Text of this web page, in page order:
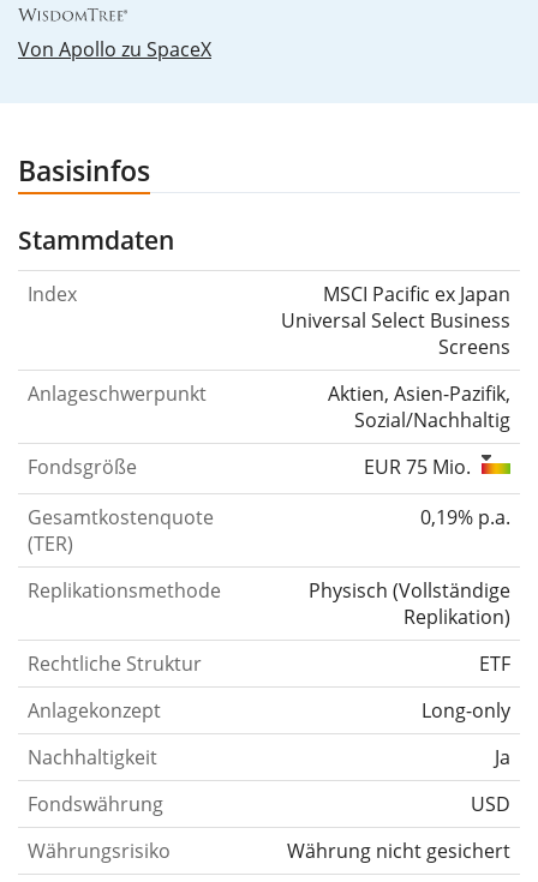
Von Apollo zu SpaceX
Basisinfos
Stammdaten
Index
MSCI Pacific ex Japan
Universal Select Business
Screens
Anlageschwerpunkt
Aktien, Asien-Pazifik,
Sozial/Nachhaltig
Fondsgröße
EUR 75 Mio.
Gesamtkostenquote
(TER)
0,19% p.a.
Replikationsmethode Physisch (Vollständige
Replikation)
Rechtliche Struktur
ETF
Anlagekonzept
Long-only
Nachhaltigkeit
Ja
Fondswährung
USD
Währungsrisiko
Währung nicht gesichert